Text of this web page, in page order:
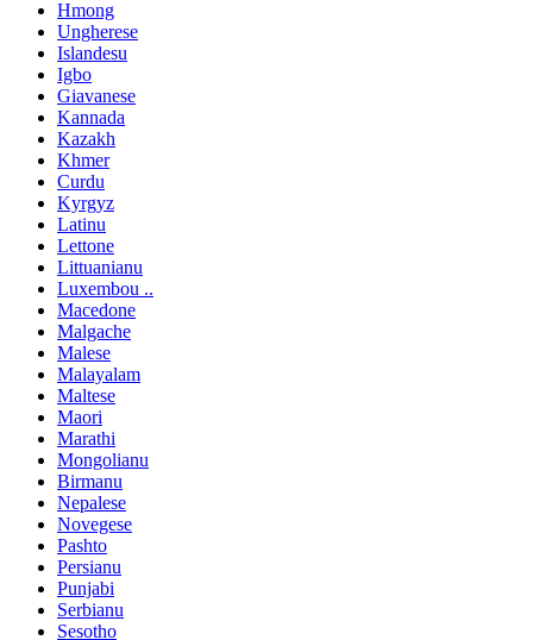
Hmong
Ungherese
Islandesu
Igbo
Giavanese
Kannada
Kazakh
Khmer
Curdu
Kyrgyz
Latinu
Lettone
Littuanianu
Luxembou ..
Macedone
Malgache
Malese
Malayalam
Maltese
Maori
Marathi
Mongolianu
Birmanu
Nepalese
Novegese
Pashto
Persianu
Punjabi
Serbianu
Sesotho